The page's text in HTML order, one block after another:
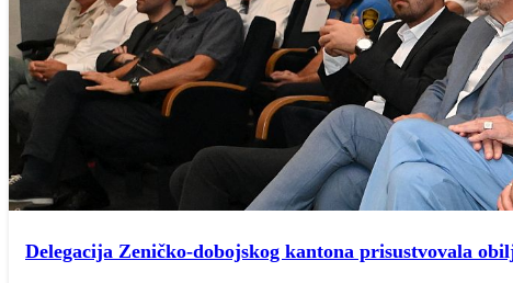
Delegacija Zeničko-dobojskog kantona prisustvovala